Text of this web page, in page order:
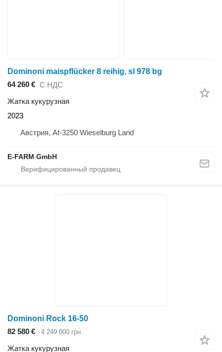
Dominoni maispflücker 8 reihig, sl 978 bg
64 260 € С НДС
Жатка кукурузная
2023
Австрия, At-3250 Wieselburg Land
E-FARM GmbH
Dominoni Rock 16-50
82 580 €
4 249 000 грн
Жатка кукурузная